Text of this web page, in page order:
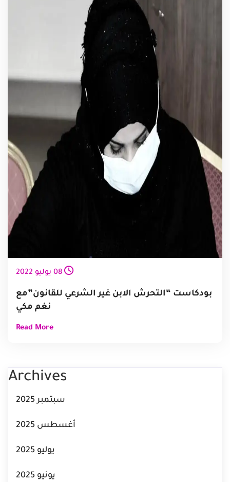
08 يوليو 2022
بودكاست “التحرش الابن غير الشرعي للقانون”مع
نغم مكي
Read More
Archives
سبتمبر 2025
أغسطس 2025
يوليو 2025
يونيو 2025